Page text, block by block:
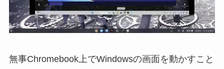
無事Chromebook上でWindowsの画面を動かすこと